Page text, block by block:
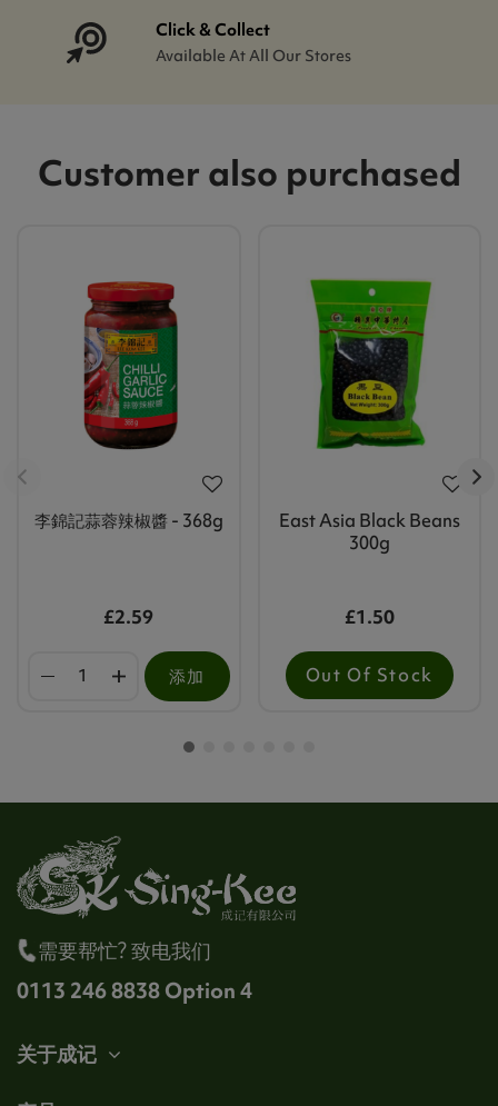
Click & Collect
Available At All Our Stores
Customer also purchased
李錦記蒜蓉辣椒醬 - 368g
£2.59
添加
East Asia Black Beans
300g
£1.50
Out Of Stock
需要帮忙? 致电我们
0113 246 8838 Option 4
关于成记